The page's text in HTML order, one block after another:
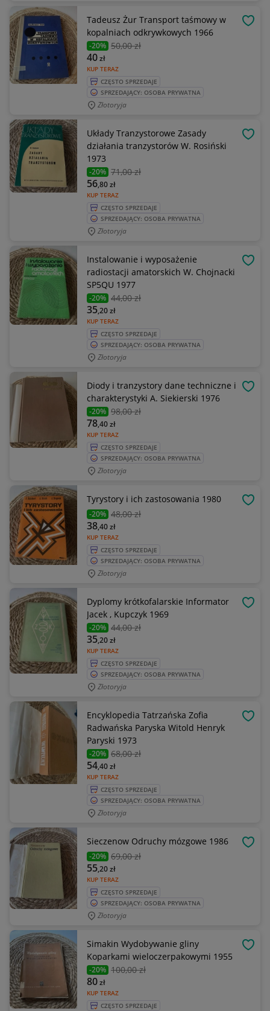
Tadeusz Żur Transport taśmowy w
kopalniach odkrywkowych 1966
-20% 50,00 zł
KUP TERAZ
40zł
CZĘSTO SPRZEDAJE
SPRZEDAJĄCY: OSOBA PRYWATNA
Złotoryja
Układy Tranzystorowe Zasady
działania tranzystorów W. Rosiński
1973
-20% 71,00 zł
KUP TERAZ
56,80zł
CZĘSTO SPRZEDAJE
SPRZEDAJĄCY: OSOBA PRYWATNA
Złotoryja
Instalowanie i wyposażenie
radiostacji amatorskich W. Chojnacki
SP5QU 1977
-20% 44,00 zł
KUP TERAZ
35,20zł
CZĘSTO SPRZEDAJE
SPRZEDAJĄCY: OSOBA PRYWATNA
Złotoryja
Diody i tranzystory dane techniczne i
charakterystyki A. Siekierski 1976
-20% 98,00 zł
KUP TERAZ
78,40zł
CZĘSTO SPRZEDAJE
SPRZEDAJĄCY: OSOBA PRYWATNA
Złotoryja
Tyrystory i ich zastosowania 1980
-20% 48,00 zł
KUP TERAZ
38,40zł
CZĘSTO SPRZEDAJE
SPRZEDAJĄCY: OSOBA PRYWATNA
Złotoryja
Dyplomy krótkofalarskie Informator
Jacek , Kupczyk 1969
-20% 44,00 zł
KUP TERAZ
35,20zł
CZĘSTO SPRZEDAJE
SPRZEDAJĄCY: OSOBA PRYWATNA
Złotoryja
Encyklopedia Tatrzańska Zofia
Radwańska Paryska Witold Henryk
Paryski 1973
-20% 68,00 zł
KUP TERAZ
54,40zł
CZĘSTO SPRZEDAJE
SPRZEDAJĄCY: OSOBA PRYWATNA
Złotoryja
Sieczenow Odruchy mózgowe 1986
-20% 69,00 zł
KUP TERAZ
55,20zł
CZĘSTO SPRZEDAJE
SPRZEDAJĄCY: OSOBA PRYWATNA
Złotoryja
Simakin Wydobywanie gliny
Koparkami wieloczerpakowymi 1955
-20% 100,00 zł
KUP TERAZ
80zł
CZĘSTO SPRZEDAJE